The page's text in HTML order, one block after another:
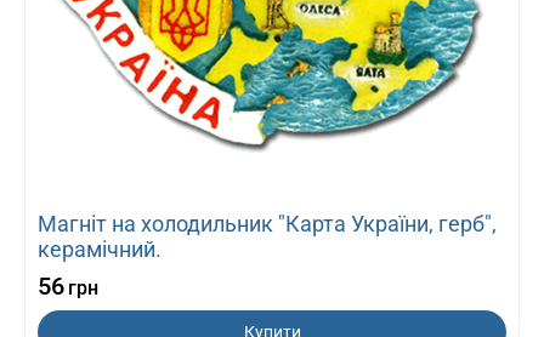
Магніт на холодильник "Карта України, герб",
керамічний.
56 грн
Купити